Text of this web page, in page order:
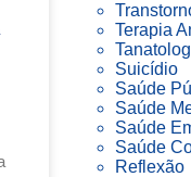
Terapia
Suicídio
Saúde
Saúde
Saúde
Saúde
Reflexão